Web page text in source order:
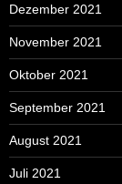
Dezember 2021
November 2021
Oktober 2021
September 2021
August 2021
Juli 2021